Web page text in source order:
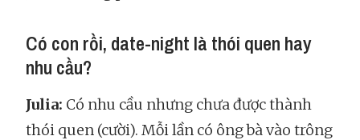
Có con rồi, date-night là thói quen hay
nhu cầu?
Julia: Có nhu cầu nhưng chưa được thành
thói quen (cười). Mỗi lần có ông bà vào trông